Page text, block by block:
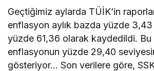
Geçtiğimiz aylarda TÜİK’in
enflasyon aylık bazda yüzde 3,43
yüzde 61,36 olarak kaydedildi. Bu
enflasyonun yüzde 29,40
gösteriyor… Son verilere göre,